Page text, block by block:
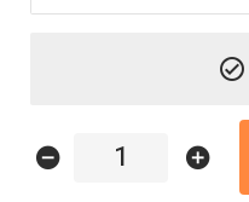
check_circle
remove_circle add_circle